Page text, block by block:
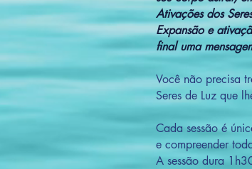
Ativações dos
Expansão e
final uma
Você não precisa
Seres de Luz que
Cada sessão é
e compreender
A sessão dura